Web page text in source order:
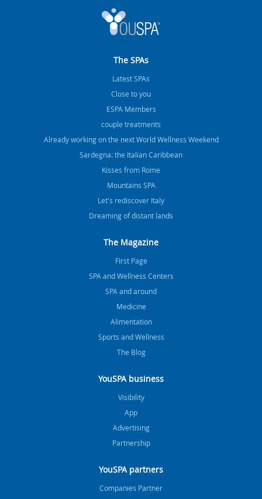
The SPAs
Latest SPAs
Close to you
ESPA Members
couple treatments
Already working on the next World Wellness Weekend
Sardegna: the Italian Caribbean
Kisses from Rome
Mountains SPA
Let's rediscover Italy
Dreaming of distant lands
The Magazine
FIrst Page
SPA and Wellness Centers
SPA and around
Medicine
Alimentation
Sports and Wellness
The Blog
YouSPA business
Visibility
App
Advertising
Partnership
YouSPA partners
Companies Partner